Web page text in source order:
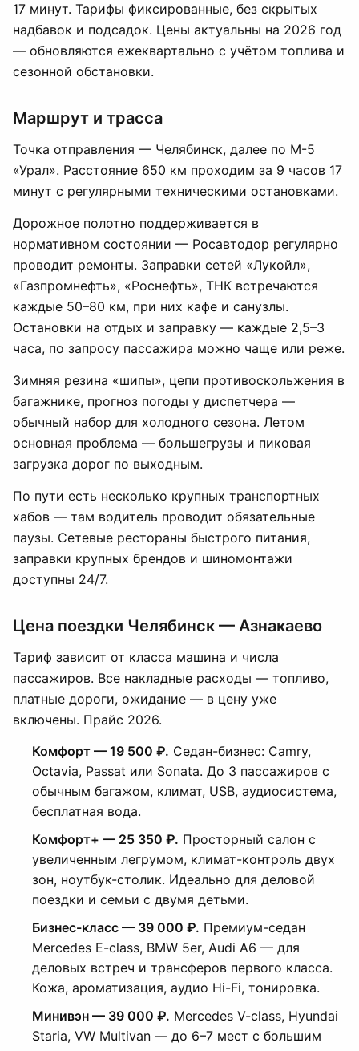
17 минут. Тарифы фиксированные, без скрытых
надбавок и подсадок. Цены актуальны на 2026 год
— обновляются ежеквартально с учётом топлива и
сезонной обстановки.
Маршрут и трасса
Точка отправления — Челябинск, далее по М-5
«Урал». Расстояние 650 км проходим за 9 часов 17
минут с регулярными техническими остановками.
Дорожное полотно поддерживается в
нормативном состоянии — Росавтодор регулярно
проводит ремонты. Заправки сетей «Лукойл»,
«Газпромнефть», «Роснефть», ТНК встречаются
каждые 50–80 км, при них кафе и санузлы.
Остановки на отдых и заправку — каждые 2,5–3
часа, по запросу пассажира можно чаще или реже.
Зимняя резина «шипы», цепи противоскольжения в
багажнике, прогноз погоды у диспетчера —
обычный набор для холодного сезона. Летом
основная проблема — большегрузы и пиковая
загрузка дорог по выходным.
По пути есть несколько крупных транспортных
хабов — там водитель проводит обязательные
паузы. Сетевые рестораны быстрого питания,
заправки крупных брендов и шиномонтажи
доступны 24/7.
Цена поездки Челябинск — Азнакаево
Тариф зависит от класса машина и числа
пассажиров. Все накладные расходы — топливо,
платные дороги, ожидание — в цену уже
включены. Прайс 2026.
Комфорт — 19 500 ₽. Седан-бизнес: Camry,
Octavia, Passat или Sonata. До 3 пассажиров с
обычным багажом, климат, USB, аудиосистема,
бесплатная вода.
Комфорт+ — 25 350 ₽. Просторный салон с
увеличенным легрумом, климат-контроль двух
зон, ноутбук-столик. Идеально для деловой
поездки и семьи с двумя детьми.
Бизнес-класс — 39 000 ₽. Премиум-седан
Mercedes E-class, BMW 5er, Audi A6 — для
деловых встреч и трансферов первого класса.
Кожа, ароматизация, аудио Hi-Fi, тонировка.
Минивэн — 39 000 ₽. Mercedes V-class, Hyundai
Staria, VW Multivan — до 6–7 мест с большим